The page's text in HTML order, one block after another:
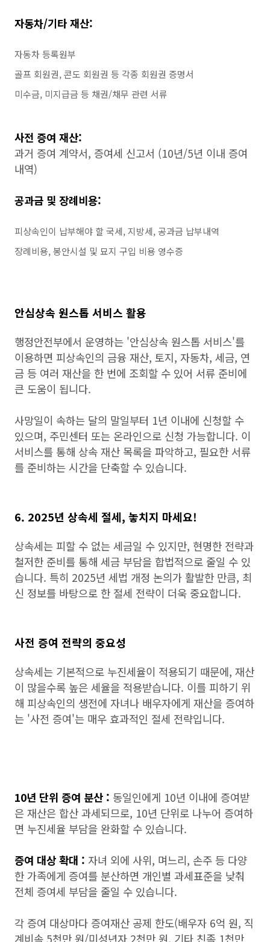
자동차/기타 재산:
자동차 등록원부
골프 회원권, 콘도 회원권 등 각종 회원권 증명서
미수금, 미지급금 등 채권/채무 관련 서류
사전 증여 재산:
과거 증여 계약서, 증여세 신고서 (10년/5년 이내 증여
내역)
공과금 및 장례비용:
피상속인이 납부해야 할 국세, 지방세, 공과금 납부내역
장례비용, 봉안시설 및 묘지 구입 비용 영수증
안심상속 원스톱 서비스 활용
행정안전부에서 운영하는 '안심상속 원스톱 서비스'를
이용하면 피상속인의 금융 재산, 토지, 자동차, 세금, 연
금 등 여러 재산을 한 번에 조회할 수 있어 서류 준비에
큰 도움이 됩니다.
사망일이 속하는 달의 말일부터 1년 이내에 신청할 수
있으며, 주민센터 또는 온라인으로 신청 가능합니다. 이
서비스를 통해 상속 재산 목록을 파악하고, 필요한 서류
를 준비하는 시간을 단축할 수 있습니다.
6. 2025년 상속세 절세, 놓치지 마세요!
상속세는 피할 수 없는 세금일 수 있지만, 현명한 전략과
철저한 준비를 통해 세금 부담을 합법적으로 줄일 수 있
습니다. 특히 2025년 세법 개정 논의가 활발한 만큼, 최
신 정보를 바탕으로 한 절세 전략이 더욱 중요합니다.
사전 증여 전략의 중요성
상속세는 기본적으로 누진세율이 적용되기 때문에, 재산
이 많을수록 높은 세율을 적용받습니다. 이를 피하기 위
해 피상속인의 생전에 자녀나 배우자에게 재산을 증여하
는 '사전 증여'는 매우 효과적인 절세 전략입니다.
10년 단위 증여 분산 : 동일인에게 10년 이내에 증여받
은 재산은 합산 과세되므로, 10년 단위로 나누어 증여하
면 누진세율 부담을 완화할 수 있습니다.
증여 대상 확대 : 자녀 외에 사위, 며느리, 손주 등 다양
한 가족에게 증여를 분산하면 개인별 과세표준을 낮춰
전체 증여세 부담을 줄일 수 있습니다.
각 증여 대상마다 증여재산 공제 한도(배우자 6억 원, 직
계비속 5천만 원/미성년자 2천만 원, 기타 친족 1천만